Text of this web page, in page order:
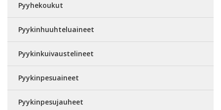
Pyyhekoukut
Pyykinhuuhteluaineet
Pyykinkuivaustelineet
Pyykinpesuaineet
Pyykinpesujauheet